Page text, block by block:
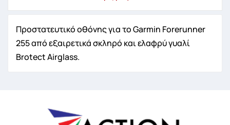
Προστατευτικό οθόνης για το Garmin Forerunner
255 από εξαιρετικά σκληρό και ελαφρύ γυαλί
Brotect Airglass.